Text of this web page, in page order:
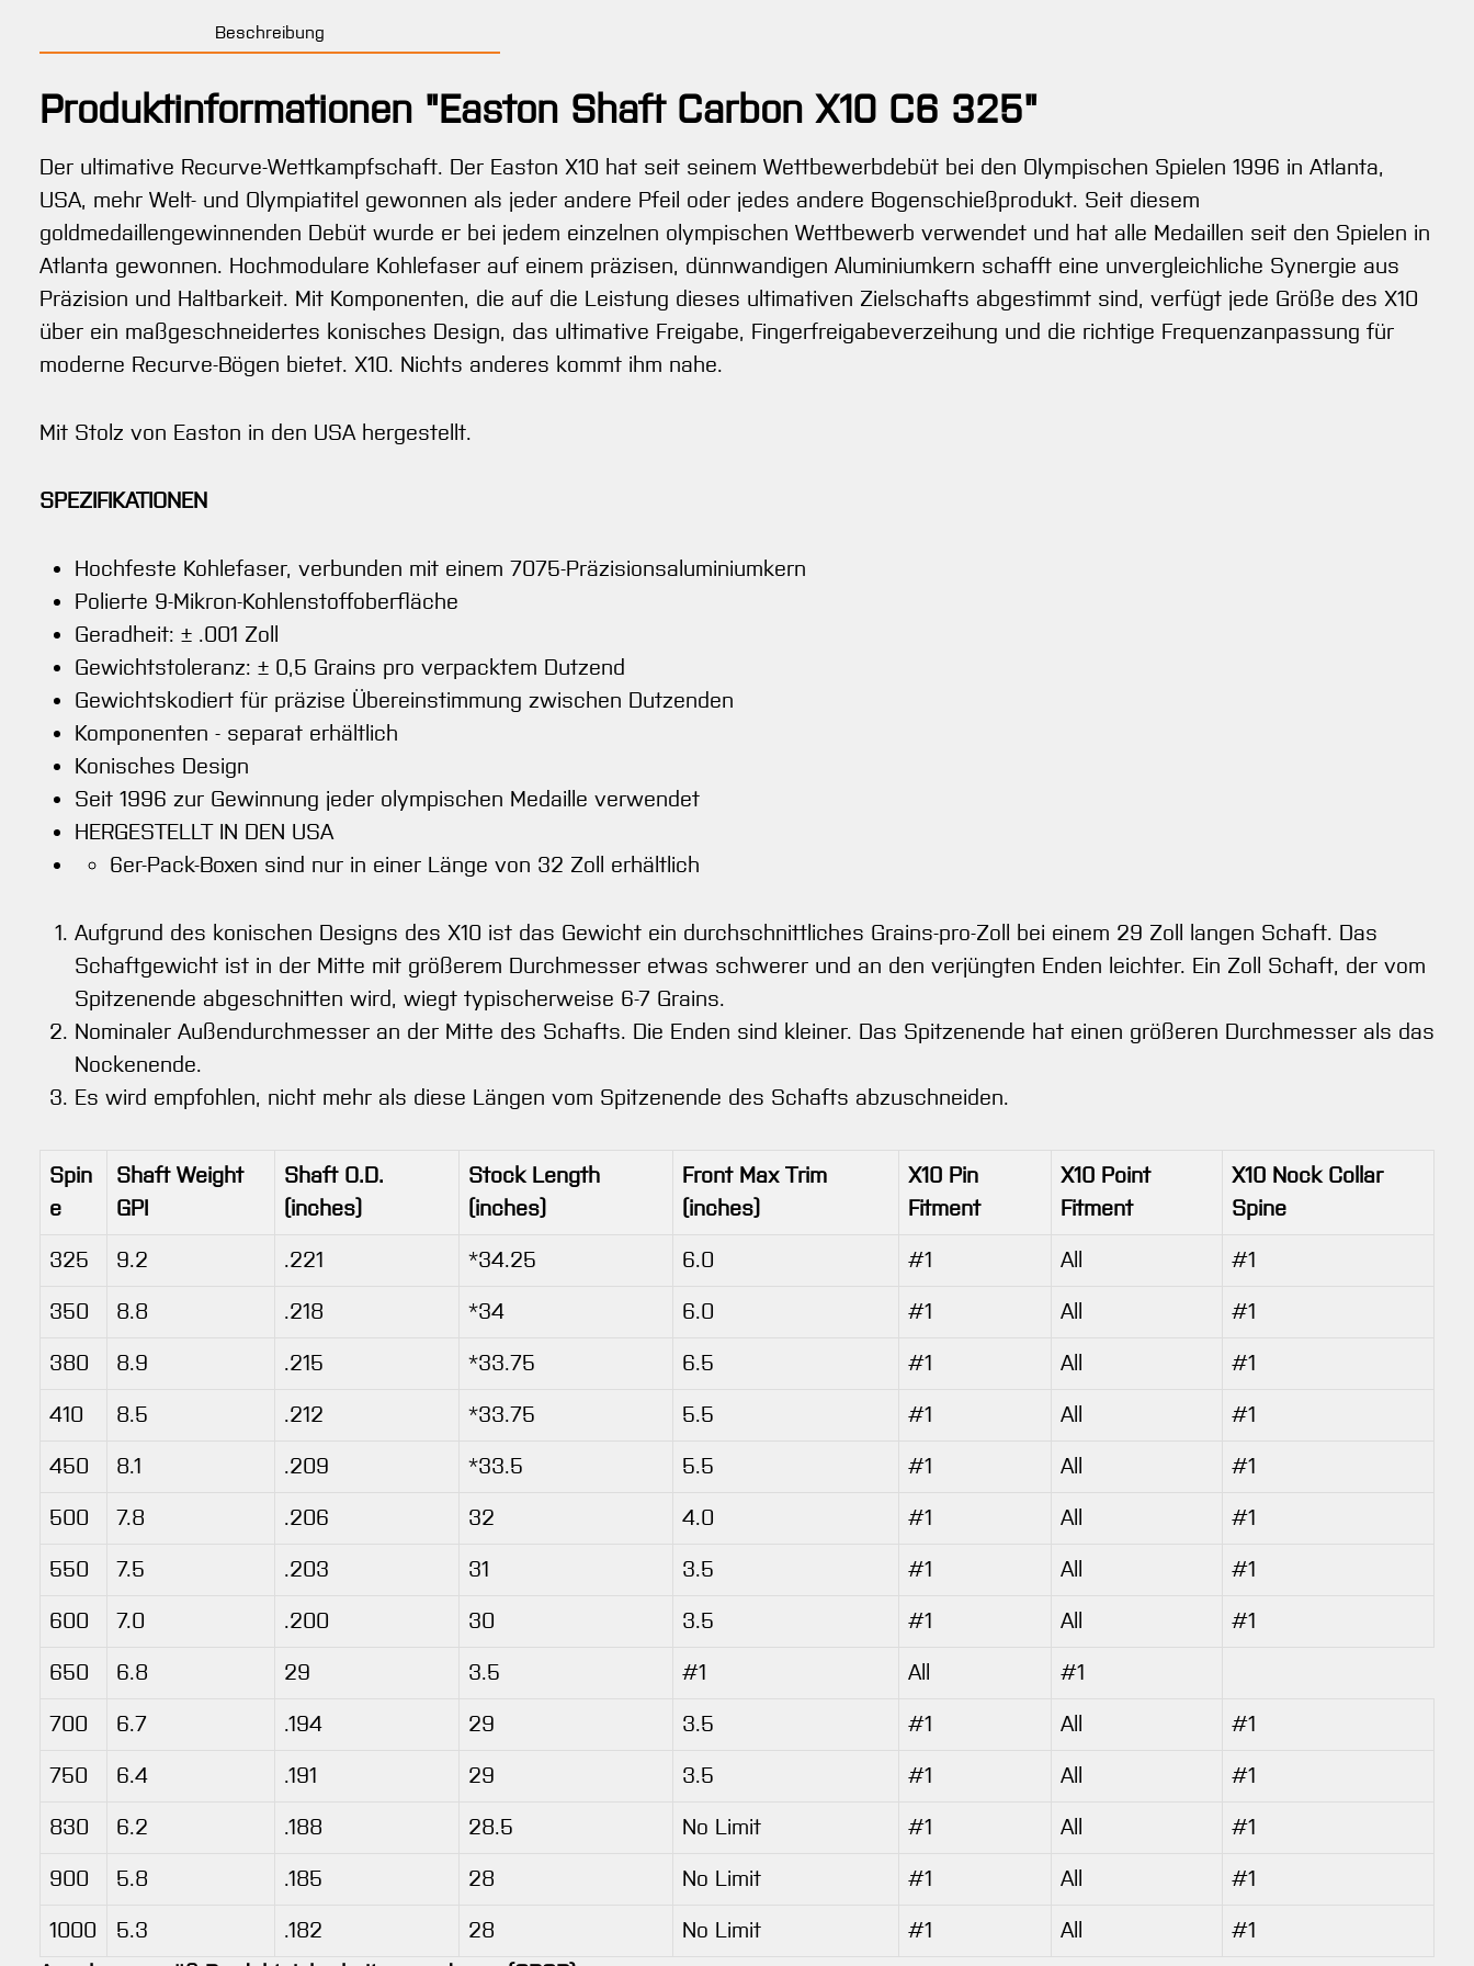
Beschreibung
Produktinformationen "Easton Shaft Carbon X10 C6 325"
Der ultimative Recurve-Wettkampfschaft. Der Easton X10 hat seit seinem Wettbewerbdebüt bei den Olympischen Spielen 1996 in Atlanta,
USA, mehr Welt- und Olympiatitel gewonnen als jeder andere Pfeil oder jedes andere Bogenschießprodukt. Seit diesem
goldmedaillengewinnenden Debüt wurde er bei jedem einzelnen olympischen Wettbewerb verwendet und hat alle Medaillen seit den Spielen in
Atlanta gewonnen. Hochmodulare Kohlefaser auf einem präzisen, dünnwandigen Aluminiumkern schafft eine unvergleichliche Synergie aus
Präzision und Haltbarkeit. Mit Komponenten, die auf die Leistung dieses ultimativen Zielschafts abgestimmt sind, verfügt jede Größe des X10
über ein maßgeschneidertes konisches Design, das ultimative Freigabe, Fingerfreigabeverzeihung und die richtige Frequenzanpassung für
moderne Recurve-Bögen bietet. X10. Nichts anderes kommt ihm nahe.
Mit Stolz von Easton in den USA hergestellt.
SPEZIFIKATIONEN
Hochfeste Kohlefaser, verbunden mit einem 7075-Präzisionsaluminiumkern
Polierte 9-Mikron-Kohlenstoffoberfläche
Geradheit: ± .001 Zoll
Gewichtstoleranz: ± 0,5 Grains pro verpacktem Dutzend
Gewichtskodiert für präzise Übereinstimmung zwischen Dutzenden
Komponenten - separat erhältlich
Konisches Design
Seit 1996 zur Gewinnung jeder olympischen Medaille verwendet
HERGESTELLT IN DEN USA
6er-Pack-Boxen sind nur in einer Länge von 32 Zoll erhältlich
Aufgrund des konischen Designs des X10 ist das Gewicht ein durchschnittliches Grains-pro-Zoll bei einem 29 Zoll langen Schaft. Das
Schaftgewicht ist in der Mitte mit größerem Durchmesser etwas schwerer und an den verjüngten Enden leichter. Ein Zoll Schaft, der vom
Spitzenende abgeschnitten wird, wiegt typischerweise 6-7 Grains.
Nominaler Außendurchmesser an der Mitte des Schafts. Die Enden sind kleiner. Das Spitzenende hat einen größeren Durchmesser als das
Nockenende.
Es wird empfohlen, nicht mehr als diese Längen vom Spitzenende des Schafts abzuschneiden.
Spin
e
Shaft Weight
GPI
Shaft O.D.
(inches)
Stock Length
(inches)
Front Max Trim
(inches)
X10 Pin
Fitment
X10 Point
Fitment
X10 Nock Collar
Spine
325
9.2 .221 *34.25 6.0 #1 All
#1
350
8.8 .218 *34 6.0 #1 All
#1
380
8.9 .215 *33.75 6.5 #1 All
#1
410
8.5 .212 *33.75 5.5 #1 All
#1
450
8.1 .209 *33.5 5.5 #1 All
#1
500
7.8 .206 32 4.0 #1 All
#1
550
7.5 .203 31 3.5 #1 All
#1
600
7.0 .200 30 3.5 #1 All
#1
650
6.8 29 3.5 #1 All
#1
700
6.7 .194 29 3.5 #1 All
#1
750
6.4 .191 29 3.5 #1 All
#1
830
6.2 .188 28.5 No Limit #1 All
#1
900
5.8 .185 28 No Limit #1 All
#1
1000
5.3 .182 28 No Limit #1 All
#1